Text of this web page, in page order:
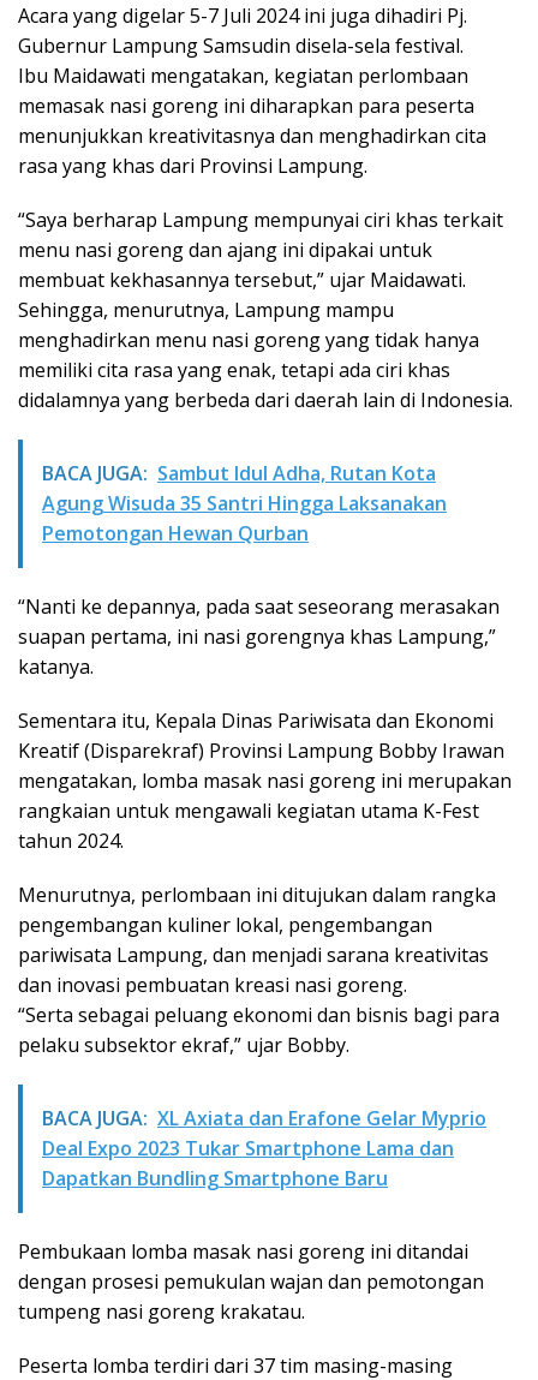
Acara yang digelar 5-7 Juli 2024 ini juga dihadiri Pj.
Gubernur Lampung Samsudin disela-sela festival.
Ibu Maidawati mengatakan, kegiatan perlombaan
memasak nasi goreng ini diharapkan para peserta
menunjukkan kreativitasnya dan menghadirkan cita
rasa yang khas dari Provinsi Lampung.
“Saya berharap Lampung mempunyai ciri khas terkait
menu nasi goreng dan ajang ini dipakai untuk
membuat kekhasannya tersebut,” ujar Maidawati.
Sehingga, menurutnya, Lampung mampu
menghadirkan menu nasi goreng yang tidak hanya
memiliki cita rasa yang enak, tetapi ada ciri khas
didalamnya yang berbeda dari daerah lain di Indonesia.
BACA JUGA: Sambut Idul Adha, Rutan Kota
Agung Wisuda 35 Santri Hingga Laksanakan
Pemotongan Hewan Qurban
“Nanti ke depannya, pada saat seseorang merasakan
suapan pertama, ini nasi gorengnya khas Lampung,”
katanya.
Sementara itu, Kepala Dinas Pariwisata dan Ekonomi
Kreatif (Disparekraf) Provinsi Lampung Bobby Irawan
mengatakan, lomba masak nasi goreng ini merupakan
rangkaian untuk mengawali kegiatan utama K-Fest
tahun 2024.
Menurutnya, perlombaan ini ditujukan dalam rangka
pengembangan kuliner lokal, pengembangan
pariwisata Lampung, dan menjadi sarana kreativitas
dan inovasi pembuatan kreasi nasi goreng.
“Serta sebagai peluang ekonomi dan bisnis bagi para
pelaku subsektor ekraf,” ujar Bobby.
BACA JUGA: XL Axiata dan Erafone Gelar Myprio
Deal Expo 2023 Tukar Smartphone Lama dan
Dapatkan Bundling Smartphone Baru
Pembukaan lomba masak nasi goreng ini ditandai
dengan prosesi pemukulan wajan dan pemotongan
tumpeng nasi goreng krakatau.
Peserta lomba terdiri dari 37 tim masing-masing